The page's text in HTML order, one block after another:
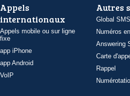
Appels
internationaux
Appels mobile ou sur ligne
fixe
app iPhone
app Android
VoIP
Autres
Global SMS
Numéros
Answering
Carte
Rappel